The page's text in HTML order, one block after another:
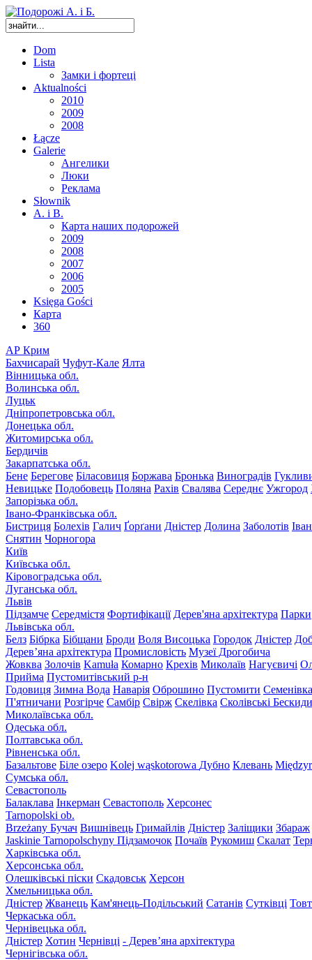
Dom
Lista
Замки і фортеці
Aktualności
2010
2009
2008
Łącze
Galerie
Ангелики
Люки
Реклама
Słownik
A. i B.
Карта наших подорожей
2009
2008
2007
2006
2005
Księga Gości
Карта
360
АР Крим
Бахчисарай Чуфут-Кале Ялта
Вінницька обл.
Волинська обл.
Луцьк
Дніпропетровська обл.
Донецька обл.
Житомирська обл.
Бердичів
Закарпатська обл.
Бене Берегове Біласовиця Боржава Бронька Виноградів
Невицьке Подобовець Поляна Рахів Свалява Середнє Ужгород
Запорізька обл.
Івано-Франківська обл.
Бистриця Болехів Галич Ґорґани Дністер Долина Заболотів
Снятин Чорногора
Київ
Київська обл.
Кіровоградська обл.
Луганська обл.
Львів
Підзамче Середмістя Фортифікації Дерев'яна архітектура Парки
Львівська обл.
Белз Бібрка Бібщани Броди Воля Висоцька Городок Дністер
Дерев’яна архітектура Промисловість Музеї Дрогобича
Жовква Золочів Kamuła Комарно Крехів Миколаїв Нагуєвичі
Прийма Пустомитівський р-н
Годовиця Зимна Вода Наварія Оброшино Пустомити Семенівка
П'ятничани Розгірче Самбір Свірж Скелівка Сколівські Бескиди
Миколаївська обл.
Одеська обл.
Полтавська обл.
Рівненська обл.
Базальтове Біле озеро Kolej wąskotorowa Дубно Клевань
Сумська обл.
Севастополь
Балаклава Інкерман Севастополь Херсонес
Tarnopolski ob.
Brzeżany Бучач Вишнівець Гримайлів Дністер Заліщики Збараж
Jaskinie Tarnopolschyny Підзамочок Почаїв Рукомиш Скалат
Харківська обл.
Херсонська обл.
Олешківські піски Скадовськ Херсон
Хмельницька обл.
Дністер Жванець Кам'янець-Подільський Сатанів Сутківці
Черкаська обл.
Чернівецька обл.
Дністер Хотин Чернівці - Дерев’яна архітектура
Чернігівська обл.